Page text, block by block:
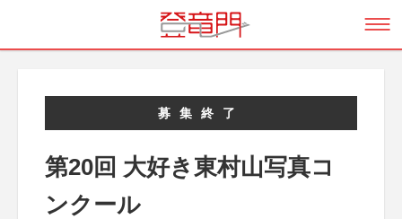
募集終了
第20回 大好き東村山写真コ
ンクール